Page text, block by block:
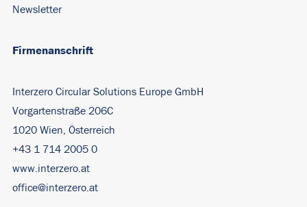
Firmenanschrift
Interzero Circular Solutions Europe GmbH
Vorgartenstraße 206C
1020 Wien, Österreich
+43 1 714 2005 0
www.interzero.at
office@interzero.at
Newsletter